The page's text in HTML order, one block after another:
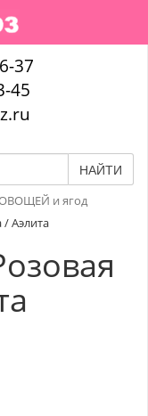
37
45
НАЙТИ
и ягод
/ Аэлита